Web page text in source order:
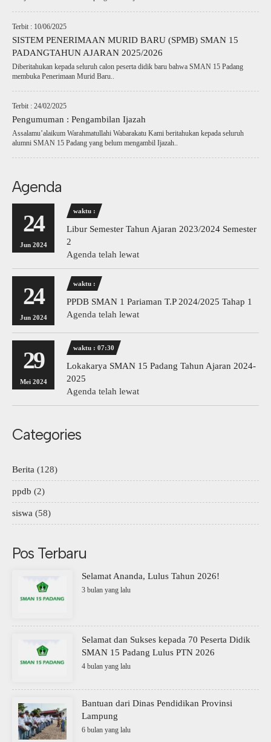
Terbit : 10/06/2025
SISTEM PENERIMAAN MURID BARU (SPMB) SMAN 15
PADANGTAHUN AJARAN 2025/2026
Diberitahukan kepada seluruh calon peserta didik baru bahwa SMAN 15 Padang
membuka Penerimaan Murid Baru..
Terbit : 24/02/2025
Pengumuman : Pengambilan Ijazah
Assalamu’alaikum Warahmatullahi Wabarakatu Kami beritahukan kepada seluruh
alumni SMAN 15 Padang yang belum mengambil Ijazah..
Agenda
24
Jun 2024
waktu :
Libur Semester Tahun Ajaran 2023/2024 Semester
2
Agenda telah lewat
24
Jun 2024
waktu :
PPDB SMAN 1 Pariaman T.P 2024/2025 Tahap 1
Agenda telah lewat
29
Mei 2024
waktu : 07:30
Lokakarya SMAN 15 Padang Tahun Ajaran 2024-
2025
Agenda telah lewat
Categories
Berita (128)
ppdb (2)
siswa (58)
Pos Terbaru
Selamat Ananda, Lulus Tahun 2026!
3 bulan yang lalu
Selamat dan Sukses kepada 70 Peserta Didik
SMAN 15 Padang Lulus PTN 2026
4 bulan yang lalu
Bantuan dari Dinas Pendidikan Provinsi
Lampung
6 bulan yang lalu